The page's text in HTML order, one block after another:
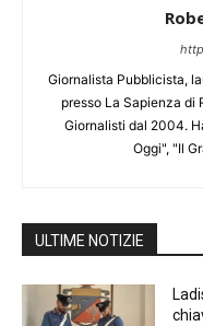
Giornalista Pubblicista,
presso La Sapienza di
Giornalisti dal 2004.
Oggi", "Il
ULTIME NOTIZIE